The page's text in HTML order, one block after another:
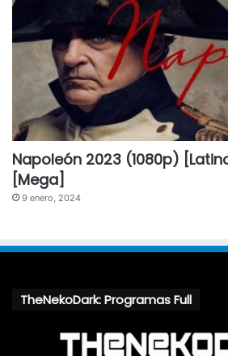
Napoleón 2023 (1080p)
[Mega]
9 enero, 2024
TheNekoDark: Programas Full